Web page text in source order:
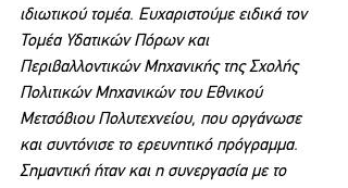
ιδιωτικού τομέα. Ευχαριστούμε ειδικά τον
Τομέα Υδατικών Πόρων και
Περιβαλλοντικών Μηχανικής της Σχολής
Πολιτικών Μηχανικών του Εθνικού
Μετσόβιου Πολυτεχνείου, που οργάνωσε
και συντόνισε το ερευνητικό πρόγραμμα.
Σημαντική ήταν και η συνεργασία με το